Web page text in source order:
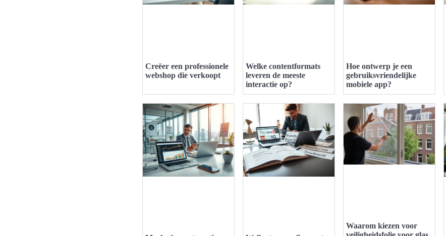
Creëer een professionele
webshop die verkoopt
Welke contentformats
leveren de meeste
interactie op?
Hoe ontwerp je een
gebruiksvriendelijke
mobiele app?
Waarom kiezen voor